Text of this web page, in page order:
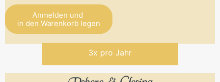
Anmelden und
in den Warenkorb legen
Alternative:
3x pro Jahr